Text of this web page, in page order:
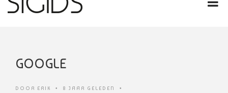
USED PRODUCTS LEIDEN
GOOGLE
DOOR ERIK • 8 JAAR GELEDEN •